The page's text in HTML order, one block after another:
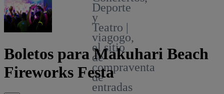
Deporte
y
Teatro |
viagogo,
el sitio
de
compraventa
de
entradas
Boletos para Makuhari Beach
Fireworks Festa